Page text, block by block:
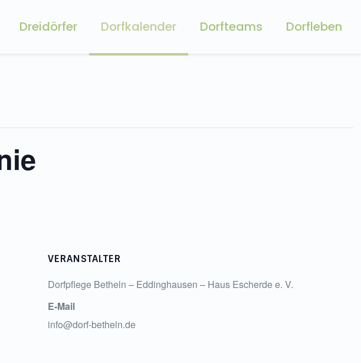
Dreidörfer Dorfkalender Dorfteams Dorfleben
VERANSTALTER
Dorfpflege Betheln – Eddinghausen – Haus Escherde e. V.
E-Mail
info@dorf-betheln.de